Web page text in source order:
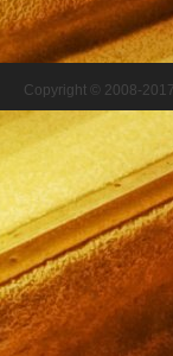
Copyright © 2008-